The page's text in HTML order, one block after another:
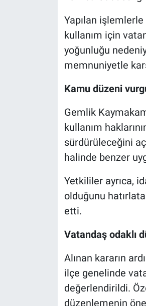
Yapılan
kullanım için
yoğunluğu
memnuniyetle
Kamu düzeni
Gemlik
kullanım
sürdürüleceğini
halinde benzer
Yetkililer ayrıca,
olduğunu
etti.
Vatandaş odaklı
Alınan kararın
ilçe genelinde
değerlendirildi.
düzenlemenin